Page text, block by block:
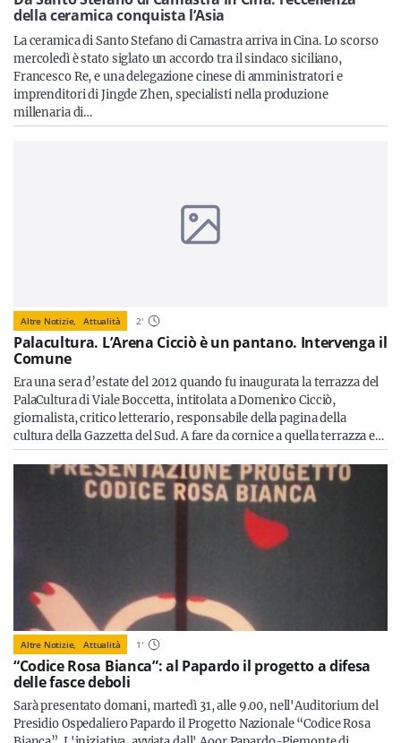
Servizi
della ceramica conquista l’Asia
La ceramica di Santo Stefano di Camastra arriva in Cina. Lo scorso
mercoledì è stato siglato un accordo tra il sindaco siciliano,
Francesco Re, e una delegazione cinese di amministratori e
imprenditori di Jingde Zhen, specialisti nella produzione
millenaria di…
Altre Notizie, Attualità 2'
Palacultura. L’Arena Cicciò è un pantano. Intervenga il
Comune
Era una sera d’estate del 2012 quando fu inaugurata la terrazza del
PalaCultura di Viale Boccetta, intitolata a Domenico Cicciò,
giornalista, critico letterario, responsabile della pagina della
cultura della Gazzetta del Sud. A fare da cornice a quella terrazza e…
Altre Notizie, Attualità 1'
“Codice Rosa Bianca”: al Papardo il progetto a difesa
delle fasce deboli
Sarà presentato domani, martedì 31, alle 9.00, nell'Auditorium del
Presidio Ospedaliero Papardo il Progetto Nazionale “Codice Rosa